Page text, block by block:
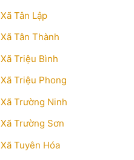
Xã Tân Lập
Xã Tân Thành
Xã Triệu Bình
Xã Triệu Phong
Xã Trường Ninh
Xã Trường Sơn
Xã Tuyên Hóa